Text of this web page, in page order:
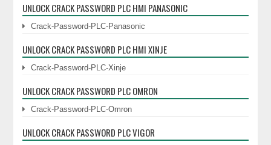
UNLOCK CRACK PASSWORD PLC HMI PANASONIC
Crack-Password-PLC-Panasonic
UNLOCK CRACK PASSWORD PLC HMI XINJE
Crack-Password-PLC-Xinje
UNLOCK CRACK PASSWORD PLC OMRON
Crack-Password-PLC-Omron
UNLOCK CRACK PASSWORD PLC VIGOR